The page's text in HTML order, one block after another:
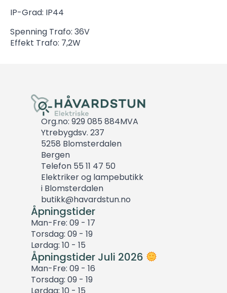
IP-Grad: IP44
Spenning Trafo: 36V
Effekt Trafo: 7,2W
Org.no: 929 085 884MVA
Ytrebygdsv. 237
5258 Blomsterdalen
Bergen
Telefon 55 11 47 50
Elektriker og lampebutikk
i Blomsterdalen
butikk@havardstun.no
Åpningstider
Man-Fre: 09 - 17
Torsdag: 09 - 19
Lørdag: 10 - 15
Åpningstider Juli 2026
Man-Fre: 09 - 16
Torsdag: 09 - 19
Lørdag: 10 - 15